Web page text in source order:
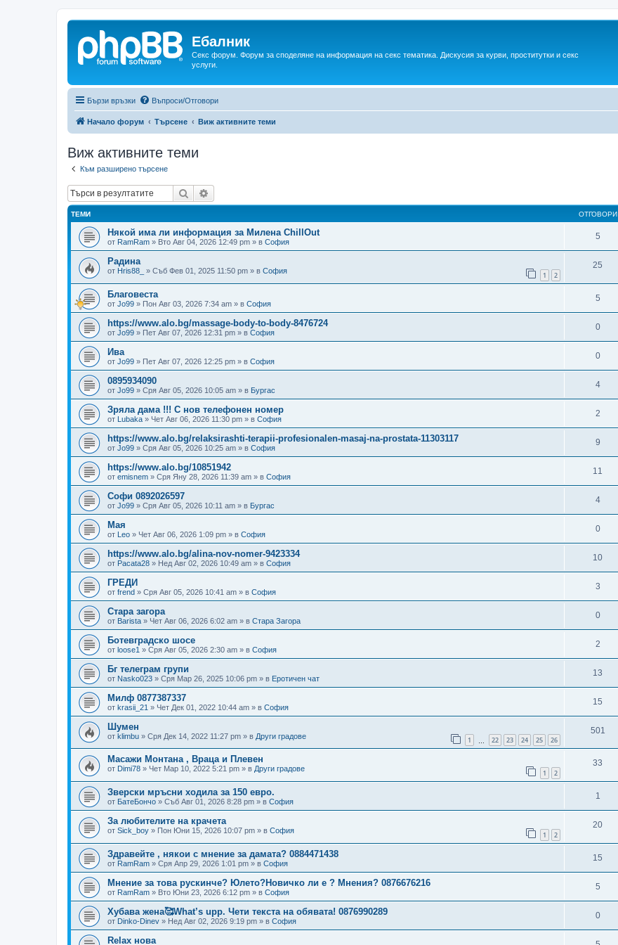
Ебалник
Секс форум. Форум за споделяне на информация на секс тематика. Дискусия за курви, проститутки и секс
услуги.
Бързи връзки Въпроси/Отговори
Начало форум Търсене Виж активните теми
Виж активните теми
Към разширено търсене
Търсене
ТЕМИ ОТГОВОРИ
Някой има ли информация за Милена ChillOut
от RamRam » Вто Авг 04, 2026 12:49 pm » в София
5
Радина
от Hris88_ » Съб Фев 01, 2025 11:50 pm » в София 1 2
25
Благовеста
от Jo99 » Пон Авг 03, 2026 7:34 am » в София
5
https://www.alo.bg/massage-body-to-body-8476724
от Jo99 » Пет Авг 07, 2026 12:31 pm » в София
0
Ива
от Jo99 » Пет Авг 07, 2026 12:25 pm » в София
0
0895934090
от Jo99 » Сря Авг 05, 2026 10:05 am » в Бургас
4
Зряла дама !!! С нов телефонен номер
от Lubaka » Чет Авг 06, 2026 11:30 pm » в София
2
https://www.alo.bg/relaksirashti-terapii-profesionalen-masaj-na-prostata-11303117
от Jo99 » Сря Авг 05, 2026 10:25 am » в София
9
https://www.alo.bg/10851942
от emisnem » Сря Яну 28, 2026 11:39 am » в София
11
Софи 0892026597
от Jo99 » Сря Авг 05, 2026 10:11 am » в Бургас
4
Мая
от Leo » Чет Авг 06, 2026 1:09 pm » в София
0
https://www.alo.bg/alina-nov-nomer-9423334
от Pacata28 » Нед Авг 02, 2026 10:49 am » в София
10
ГРЕДИ
от frend » Сря Авг 05, 2026 10:41 am » в София
3
Стара загора
от Barista » Чет Авг 06, 2026 6:02 am » в Стара Загора
0
Ботевградско шосе
от loose1 » Сря Авг 05, 2026 2:30 am » в София
2
Бг телеграм групи
от Nasko023 » Сря Мар 26, 2025 10:06 pm » в Еротичен чат
13
Милф 0877387337
от krasii_21 » Чет Дек 01, 2022 10:44 am » в София
15
Шумен
от klimbu » Сря Дек 14, 2022 11:27 pm » в Други градове 1 22 23 24 25 26
501
Масажи Монтана , Враца и Плевен
от Dimi78 » Чет Мар 10, 2022 5:21 pm » в Други градове 1 2
33
Зверски мръсни ходила за 150 евро.
от БатеБончо » Съб Авг 01, 2026 8:28 pm » в София
1
За любителите на крачета
от Sick_boy » Пон Юни 15, 2026 10:07 pm » в София 1 2
20
Здравейте , някои с мнение за дамата? 0884471438
от RamRam » Сря Апр 29, 2026 1:01 pm » в София
15
Мнение за това рускинче? Юлето?Новичко ли е ? Мнения? 0876676216
от RamRam » Вто Юни 23, 2026 6:12 pm » в София
5
Хубава жена🥰What’s upp. Чети текста на обявата! 0876990289
от Dinko-Dinev » Нед Авг 02, 2026 9:19 pm » в София
0
Relax нова